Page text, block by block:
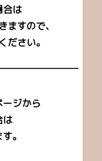
合は
ますので、
ださい。
ジから
は
。